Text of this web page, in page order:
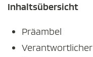
Inhaltsübersicht
Präambel
Verantwortlicher